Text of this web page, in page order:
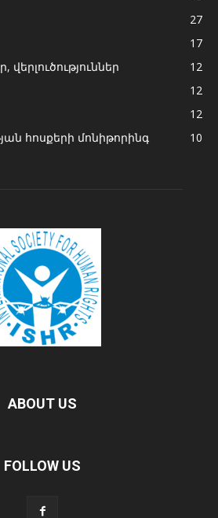
27
17
12
12
12
հոսքերի մոնիթորինգ
10
ABOUT US
FOLLOW US